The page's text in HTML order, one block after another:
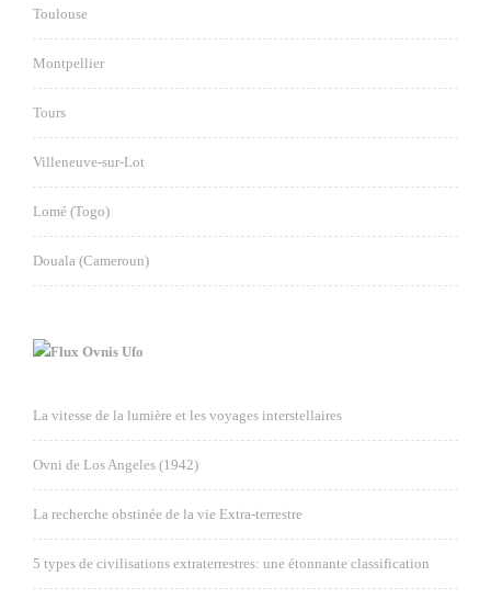
Toulouse
Montpellier
Tours
Villeneuve-sur-Lot
Lomé (Togo)
Douala (Cameroun)
Ovnis Ufo
La vitesse de la lumière et les voyages interstellaires
Ovni de Los Angeles (1942)
La recherche obstinée de la vie Extra-terrestre
5 types de civilisations extraterrestres: une étonnante classification